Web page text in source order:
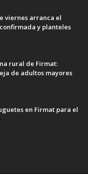
viernes arranca el
y planteles
rural de Firmat:
de adultos mayores
en Firmat para el